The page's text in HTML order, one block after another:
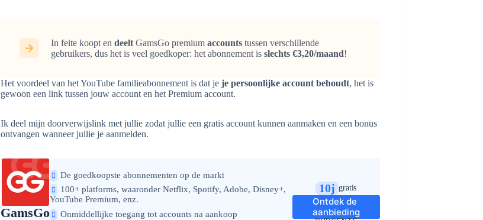
In feite koopt endeelt GamsGo premiumaccounts tussen verschillende
gebruikers, dus het is veel goedkoper: het abonnement isslechts €3,20/maand!
Het voordeel van het YouTube familieabonnement is dat jeje persoonlijke account behoudt, het is
gewoon een link tussen jouw account en het Premium account.
Ik deel mijn doorverwijslink met jullie zodat jullie een gratis account kunnen aanmaken en een bonus
ontvangen wanneer jullie je aanmelden.
GamsGo
De goedkoopste abonnementen op de markt
100+ platforms, waaronder Netflix, Spotify, Adobe, Disney+,
YouTube Premium, enz.
Onmiddellijke toegang tot accounts na aankoop
10j gratis
Ontdek de
aanbieding